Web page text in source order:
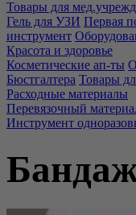
Товары для
Гель для УЗИ Первая
инструмент
Красота и здоровье
Косметические ап-ты
Бюстгалтера Товары
Расходные материалы
Перевязочный
Инструмент